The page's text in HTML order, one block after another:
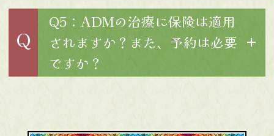
Q
Q5：ADMの治療に保険は適用
されますか？また、予約は必要
ですか？